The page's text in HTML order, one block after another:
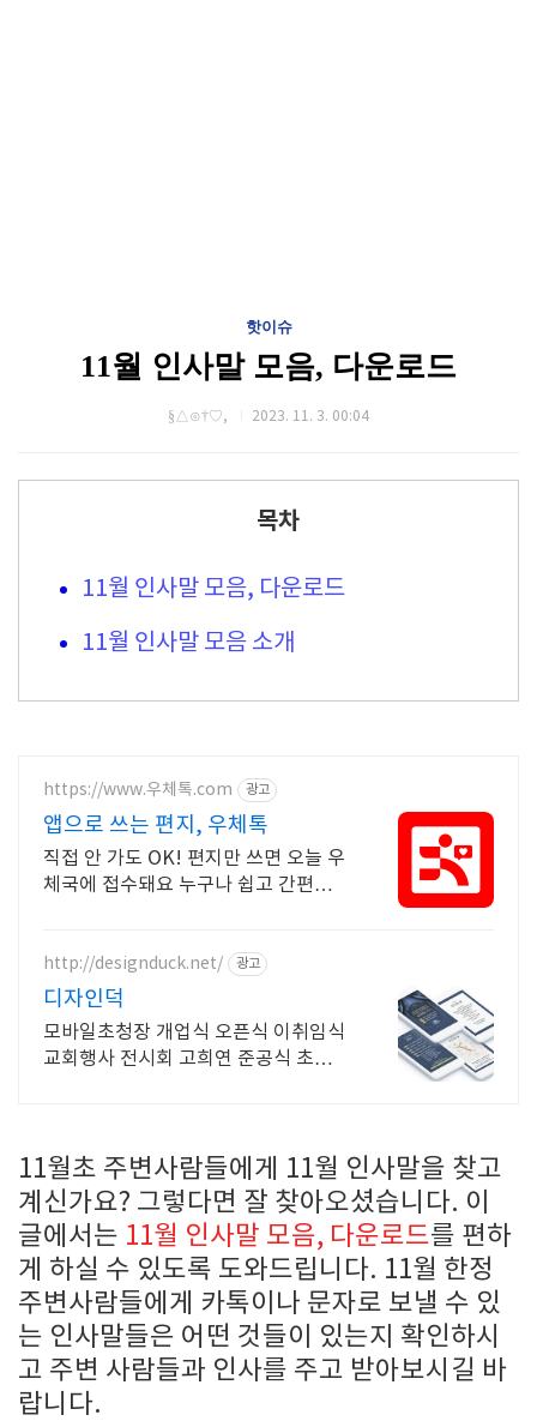
핫이슈
11월 인사말 모음, 다운로드
§△⊙†♡, 2023. 11. 3. 00:04
목차
11월 인사말 모음, 다운로드
11월 인사말 모음 소개
https://www.우체톡.com 광고
앱으로 쓰는 편지, 우체톡
직접 안 가도 OK! 편지만 쓰면 오늘 우
체국에 접수돼요 누구나 쉽고 간편하게
http://designduck.net/ 광고
디자인덕
모바일초청장 개업식 오픈식 이취임식
교회행사 전시회 고희연 준공식 초대장
11월초 주변사람들에게 11월 인사말을 찾고
계신가요? 그렇다면 잘 찾아오셨습니다. 이
글에서는 11월 인사말 모음, 다운로드를 편하
게 하실 수 있도록 도와드립니다. 11월 한정
주변사람들에게 카톡이나 문자로 보낼 수 있
는 인사말들은 어떤 것들이 있는지 확인하시
고 주변 사람들과 인사를 주고 받아보시길 바
랍니다.